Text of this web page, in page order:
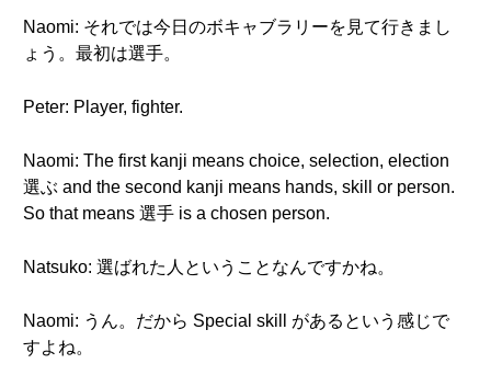
Naomi: それでは今日のボキャブラリーを見て行きまし
ょう。最初は選手。
Peter: Player, fighter.
Naomi: The first kanji means choice, selection, election
選ぶ and the second kanji means hands, skill or person.
So that means 選手 is a chosen person.
Natsuko: 選ばれた人ということなんですかね。
Naomi: うん。だから Special skill があるという感じで
すよね。